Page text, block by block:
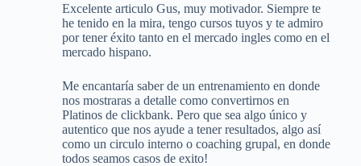
Excelente articulo Gus, muy motivador. Siempre te
he tenido en la mira, tengo cursos tuyos y te admiro
por tener éxito tanto en el mercado ingles como en el
mercado hispano.
Me encantaría saber de un entrenamiento en donde
nos mostraras a detalle como convertirnos en
Platinos de clickbank. Pero que sea algo único y
autentico que nos ayude a tener resultados, algo así
como un circulo interno o coaching grupal, en donde
todos seamos casos de exito!